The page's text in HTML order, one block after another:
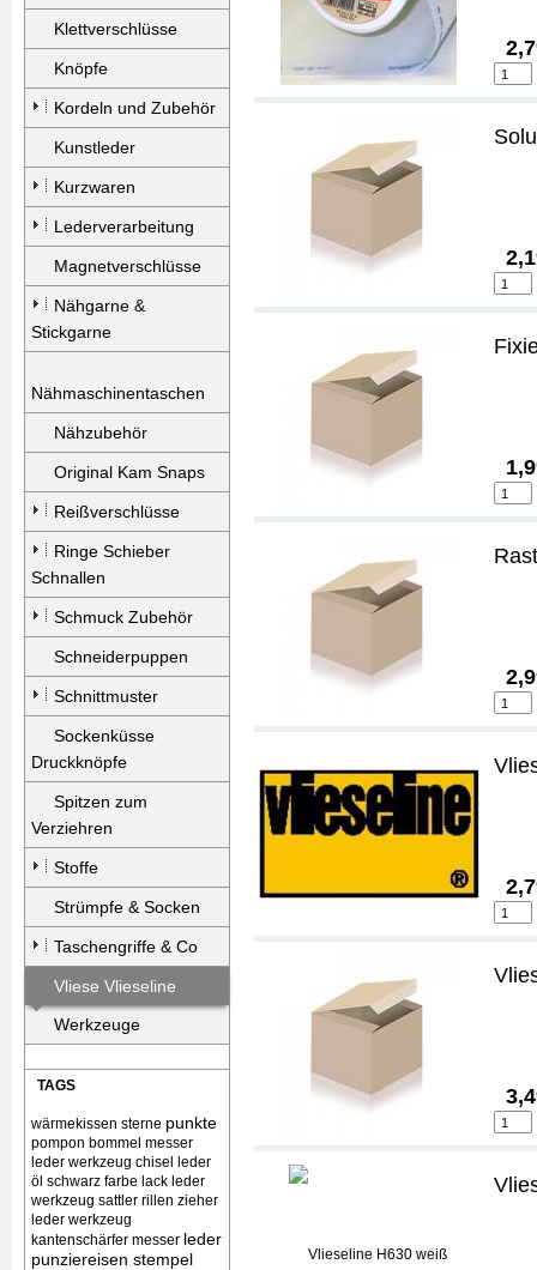
Klettverschlüsse
Knöpfe
Kordeln und Zubehör
Kunstleder
Kurzwaren
Lederverarbeitung
Magnetverschlüsse
Nähgarne &
Stickgarne
Nähmaschinentaschen
Nähzubehör
Original Kam Snaps
Reißverschlüsse
Ringe Schieber
Schnallen
Schmuck Zubehör
Schneiderpuppen
Schnittmuster
Sockenküsse
Druckknöpfe
Spitzen zum
Verziehren
Stoffe
Strümpfe & Socken
Taschengriffe & Co
Vliese Vlieseline
Werkzeuge
TAGS
wärmekissen sterne punkte
pompon bommel messer
leder werkzeug chisel
leder
öl schwarz farbe lack leder
werkzeug sattler rillen zieher
leder werkzeug
kantenschärfer messer leder
punziereisen stempel